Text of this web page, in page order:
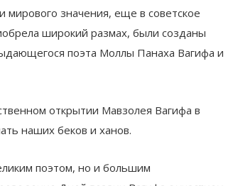
мирового значения, еще в советское
широкий размах, были созданы
поэта Моллы Панаха Вагифа и
открытии Мавзолея Вагифа в
наших беков и ханов.
поэтом, но и большим